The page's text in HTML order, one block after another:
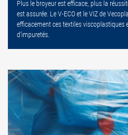
Plus le broyeur est efficace, plus la
est assurée. Le V-ECO et le VIZ de
efficacement ces textiles viscoplastiques
d’impuretés.